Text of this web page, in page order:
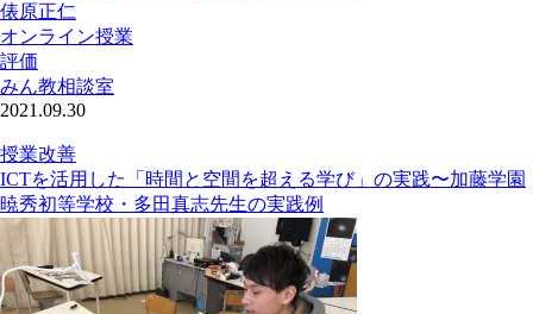
俵原正仁
オンライン授業
評価
みん教相談室
2021.09.30
授業改善
ICTを活用した「時間と空間を超える学び」の実践〜加藤学園
暁秀初等学校・多田真志先生の実践例